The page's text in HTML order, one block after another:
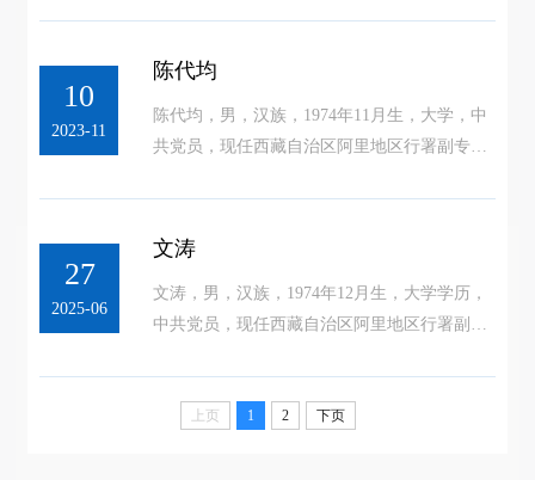
10
2023-11
陈代均
陈代均，男，汉族，1974年11月生，大学，中
共党员，现任西藏自治区阿里地区行署副专
27
2025-06
文涛
文涛，男，汉族，1974年12月生，大学学历，
中共党员，现任西藏自治区阿里地区行署副专
上页 1 2 下页